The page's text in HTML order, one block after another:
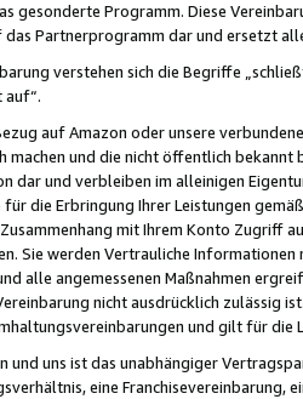
gesonderte Programm. Diese
das Partnerprogramm dar und ersetzt
verstehen sich die Begriffe
auf“.
auf Amazon oder unsere
und die nicht öffentlich
dar und verbleiben im alleinigen
für die Erbringung Ihrer Leistungen
mit Ihrem Konto
Sie werden Vertrauliche
alle angemessenen Maßnahmen
nicht ausdrücklich zulässig
und gilt für die
und uns ist das unabhängiger
eine Franchisevereinbarung,